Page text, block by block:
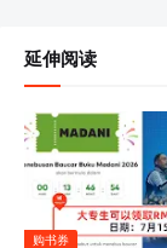
延伸阅读
购书券